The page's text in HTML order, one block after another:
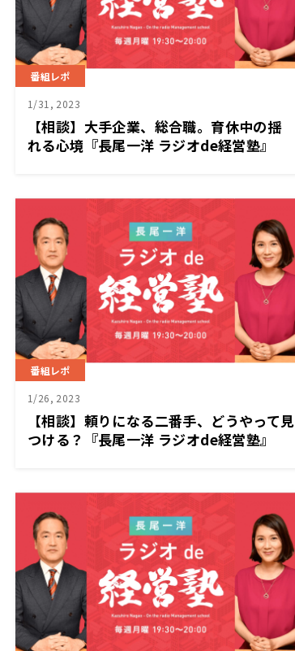
番組レポ
1/31, 2023
【相談】大手企業、総合職。育休中の揺
れる心境『長尾一洋 ラジオde経営塾』
番組レポ
1/26, 2023
【相談】頼りになる二番手、どうやって見
つける？『長尾一洋 ラジオde経営塾』